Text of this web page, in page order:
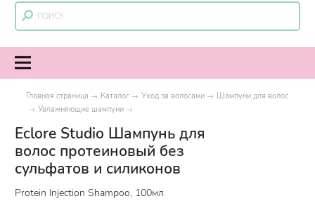
Главная страница Каталог Уход за волосами
Шампуни для волос
Увлажняющие шампуни
Eclore Studio Шампунь для
волос протеиновый без
сульфатов и силиконов
Protein Injection Shampoo, 100мл.